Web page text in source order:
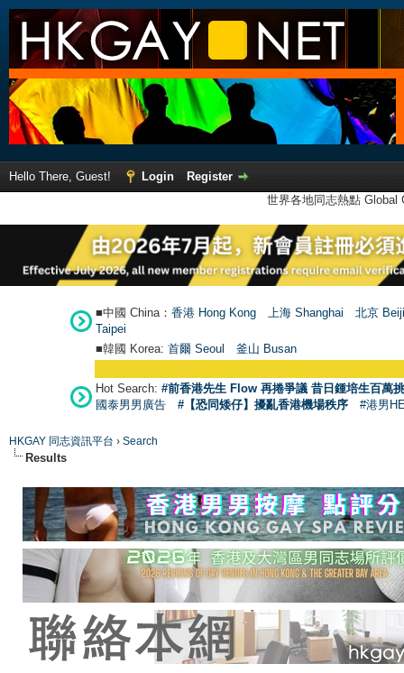
Hello There, Guest! Login
Register
世界各地同志熱點
■中國 China： 香港 Hong Kong 上海 Shanghai
北京
Taipei
■韓國 Korea: 首爾 Seoul 釜山 Busan
Hot Search: #前香港先生 Flow 再捲爭議 昔日鍾培生百萬
國泰男男廣告
#【恐同矮仔】擾亂香港機場秩序 #港男
HKGAY 同志資訊平台 › Search
Results